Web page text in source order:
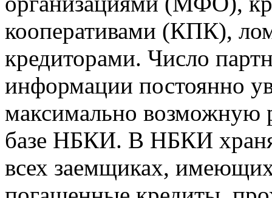
кооперативами (КПК),
кредиторами. Число
информации постоянно
максимально возможную
базе НБКИ. В НБКИ
всех заемщиках,